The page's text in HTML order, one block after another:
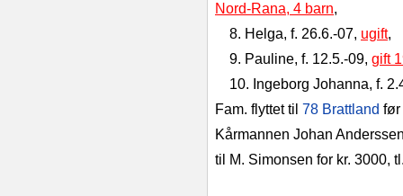
Nord-Rana, 4 barn,
8. Helga, f. 26.6.-07, ugift,
9. Pauline, f. 12.5.-09, gift
10. Ingeborg Johanna, f.
Fam. flyttet til 78 Brattland før
Kårmannen Johan
til M. Simonsen for kr. 3000,